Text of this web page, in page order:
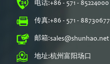
电话:+86 - 571 - 85224000
传真:+86 - 571 - 88730677
邮箱:sales@shunhao.net
地址:杭州富阳场口